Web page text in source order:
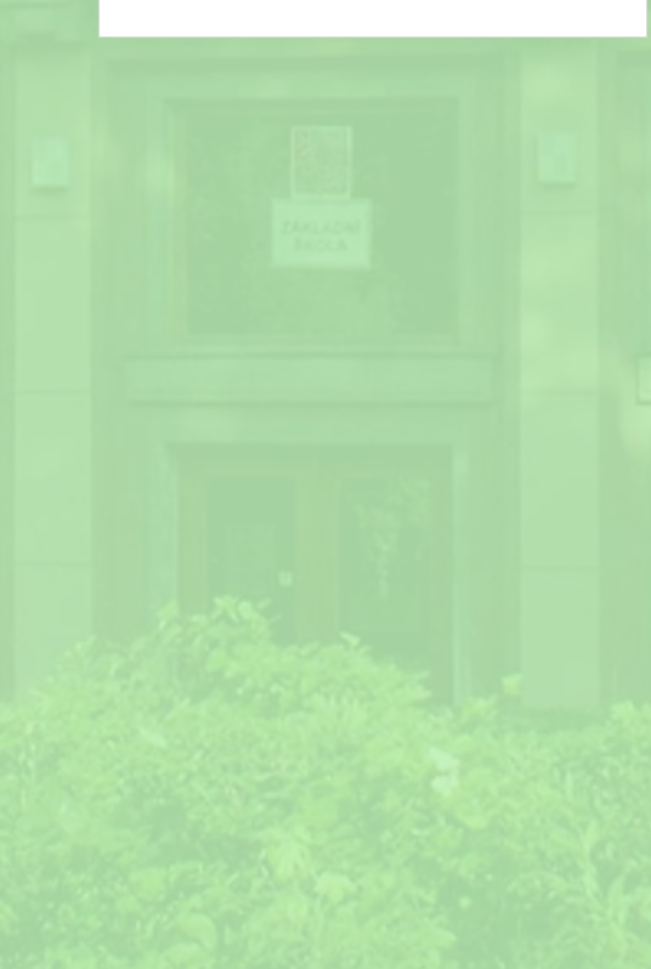
Slavnostní ukončení školního roku